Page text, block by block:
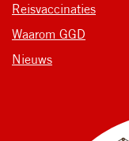
Reisvaccinaties
Waarom GGD
Nieuws